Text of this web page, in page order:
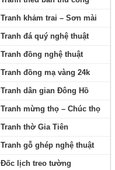
Tranh khảm trai – Sơn mài
Tranh đá quý nghệ thuật
Tranh đồng nghệ thuật
Tranh đồng mạ vàng 24k
Tranh dân gian Đông Hồ
Tranh mừng thọ – Chúc thọ
Tranh thờ Gia Tiên
Tranh gỗ ghép nghệ thuật
Đốc lịch treo tường